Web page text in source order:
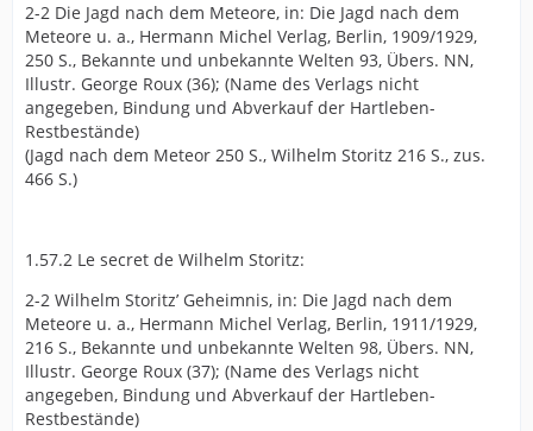
2-2 Die Jagd nach dem Meteore, in: Die Jagd nach dem
Meteore u. a., Hermann Michel Verlag, Berlin, 1909/1929,
250 S., Bekannte und unbekannte Welten 93, Übers. NN,
Illustr. George Roux (36); (Name des Verlags nicht
angegeben, Bindung und Abverkauf der Hartleben-
Restbestände)
(Jagd nach dem Meteor 250 S., Wilhelm Storitz 216 S., zus.
466 S.)
1.57.2 Le secret de Wilhelm Storitz:
2-2 Wilhelm Storitz’ Geheimnis, in: Die Jagd nach dem
Meteore u. a., Hermann Michel Verlag, Berlin, 1911/1929,
216 S., Bekannte und unbekannte Welten 98, Übers. NN,
Illustr. George Roux (37); (Name des Verlags nicht
angegeben, Bindung und Abverkauf der Hartleben-
Restbestände)